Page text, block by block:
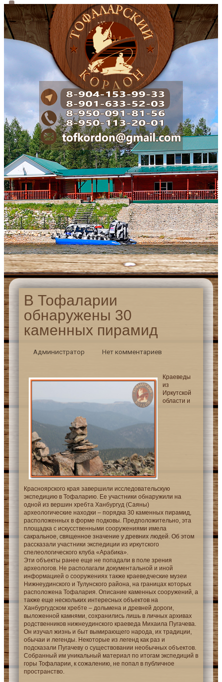
ГЛАВНАЯ
В Тофаларии
обнаружены 30
каменных пирамид
Администратор Нет комментариев
Краеведы
из
Иркутской
области и
Красноярского края завершили исследовательскую
экспедицию в Тофаларию. Ее участники обнаружили на
одной из вершин хребта Ханбургуд (Саяны)
археологические находки – порядка 30 каменных пирамид,
расположенных в форме подковы. Предположительно, эта
площадка с искусственными сооружениями имела
сакральное, священное значение у древних людей. Об этом
рассказали участники экспедиции из иркутского
спелеологического клуба «Арабика».
Эти объекты ранее еще не попадали в поле зрения
археологов. Не располагали документальной и иной
информацией о сооружениях также краеведческие музеи
Нижнеудинского и Тулунского района, на границах которых
расположена Тофалария. Описание каменных сооружений, а
также еще нескольких интересных объектов на
Ханбургудском хребте – дольмена и древней дороги,
выложенной камнями, сохранились лишь в личных архивах
родственников нижнеудинского краеведа Михаила Пугачева.
Он изучал жизнь и быт вымирающего народа, их традиции,
обычаи и легенды. Некоторые из легенд как раз и
подсказали Пугачеву о существовании необычных объектов.
Собранный им уникальный материал по итогам экспедиций в
горы Тофаларии, к сожалению, не попал в публичное
пространство.